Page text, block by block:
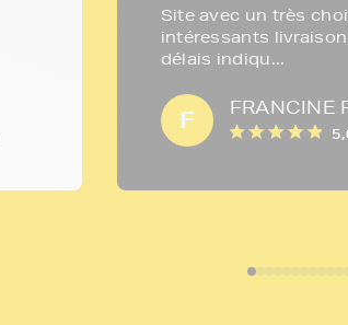
Site avec un très
intéressants
délais indiqu...
F FRANCINE